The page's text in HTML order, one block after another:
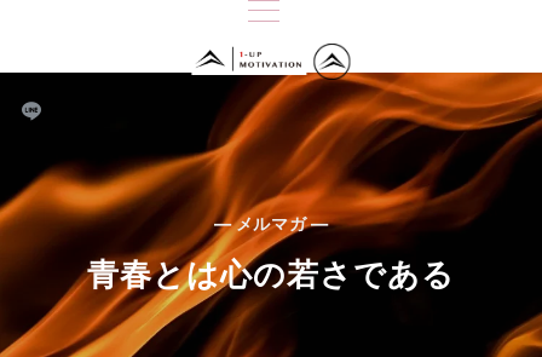
— メルマガ —
青春とは心の若さである